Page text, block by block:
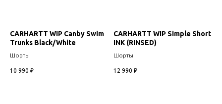
CARHARTT WIP Canby Swim
Trunks Black/White
Шорты
10 990 ₽
CARHARTT WIP Simple Short
INK (RINSED)
Шорты
12 990 ₽